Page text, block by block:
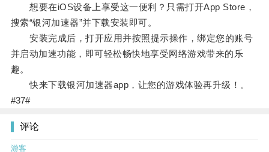
想要在iOS设备上享受这一便利？只需打开App Store，
搜索“银河加速器”并下载安装即可。
安装完成后，打开应用并按照提示操作，绑定您的账号
并启动加速功能，即可轻松畅快地享受网络游戏带来的乐
趣。
快来下载银河加速器app，让您的游戏体验再升级！。
#37#
评论
游客